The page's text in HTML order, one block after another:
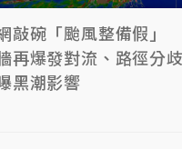
敲碗「颱風整備假」
再爆發對流、路徑分
黑潮影響